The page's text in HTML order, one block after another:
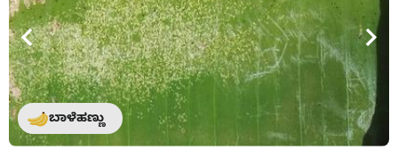
ಬಾಳೆಹಣ್ಣು